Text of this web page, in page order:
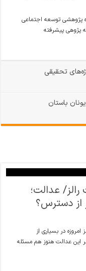
پژوهشی توسعه اجتماعی
پژوهی پیشرفته
عدالت؛
از دسترس؟
در بسیاری از
این عدالت هنوز هم مسئله